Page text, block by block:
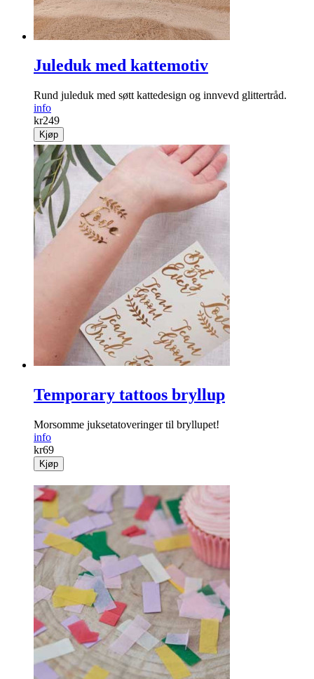
Juleduk med kattemotiv
Rund juleduk med søtt katte­design og innvevd glittertråd.
info
kr249
Kjøp
Temporary tattoos bryllup
Morsomme juksetatoveringer til bryllupet!
info
kr69
Kjøp